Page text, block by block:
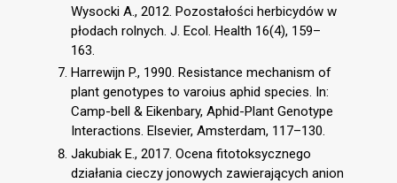
Wysocki A., 2012. Pozostałości herbicydów w
płodach rolnych. J. Ecol. Health 16(4), 159–
163.
Harrewijn P., 1990. Resistance mechanism of
plant genotypes to varoius aphid species. In:
Camp-bell & Eikenbary, Aphid-Plant Genotype
Interactions. Elsevier, Amsterdam, 117–130.
Jakubiak E., 2017. Ocena fitotoksycznego
działania cieczy jonowych zawierających anion